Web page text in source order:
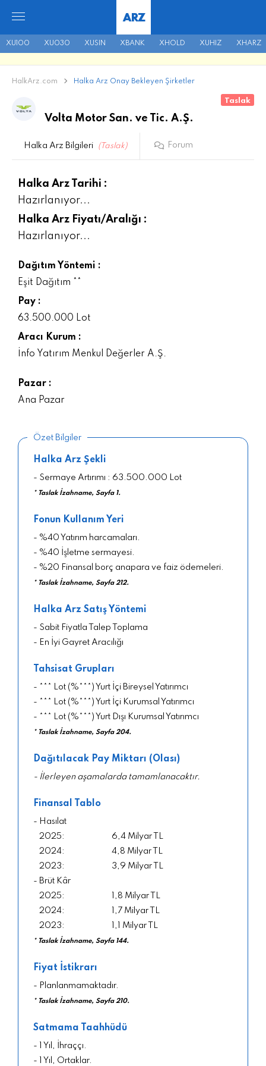
XU100 XU030 XUSIN XBANK XHOLD XUHIZ XHARZ
ARZ
HalkArz.com Halka Arz Onay Bekleyen Şirketler
Taslak
Volta Motor San. ve Tic. A.Ş.
Halka Arz Bilgileri (Taslak) Forum
Halka Arz Tarihi :
Hazırlanıyor...
Halka Arz Fiyatı/Aralığı :
Hazırlanıyor...
Dağıtım Yöntemi :
Eşit Dağıtım **
Pay :
63.500.000 Lot
Aracı Kurum :
İnfo Yatırım Menkul Değerler A.Ş.
Pazar :
Ana Pazar
Özet Bilgiler
Halka Arz Şekli
- Sermaye Artırımı : 63.500.000 Lot
* Taslak İzahname, Sayfa 1.
Fonun Kullanım Yeri
- %40 Yatırım harcamaları.
- %40 İşletme sermayesi.
- %20 Finansal borç anapara ve faiz ödemeleri.
* Taslak İzahname, Sayfa 212.
Halka Arz Satış Yöntemi
- Sabit Fiyatla Talep Toplama
- En İyi Gayret Aracılığı
Tahsisat Grupları
- *** Lot (%***) Yurt İçi Bireysel Yatırımcı
- *** Lot (%***) Yurt İçi Kurumsal Yatırımcı
- *** Lot (%***) Yurt Dışı Kurumsal Yatırımcı
* Taslak İzahname, Sayfa 204.
Dağıtılacak Pay Miktarı (Olası)
- İlerleyen aşamalarda tamamlanacaktır.
Finansal Tablo
- Hasılat
6,4 Milyar TL
4,8 Milyar TL
3,9 Milyar TL
- Brüt Kâr
1,8 Milyar TL
1,7 Milyar TL
1,1 Milyar TL
* Taslak İzahname, Sayfa 144.
Fiyat İstikrarı
- Planlanmamaktadır.
* Taslak İzahname, Sayfa 210.
Satmama Taahhüdü
- 1 Yıl, İhraççı.
- 1 Yıl, Ortaklar.